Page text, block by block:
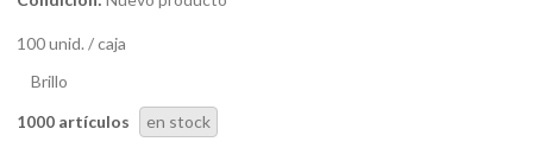
100 unid. / caja
Brillo
1000 artículos en stock